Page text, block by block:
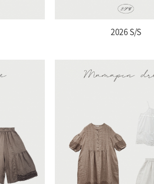
2026 S/S